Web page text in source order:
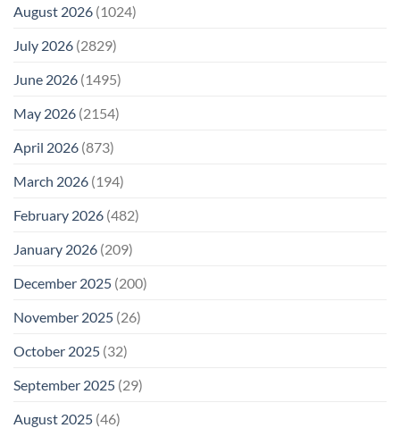
August 2026 (1024)
July 2026 (2829)
June 2026 (1495)
May 2026 (2154)
April 2026 (873)
March 2026 (194)
February 2026 (482)
January 2026 (209)
December 2025 (200)
November 2025 (26)
October 2025 (32)
September 2025 (29)
August 2025 (46)